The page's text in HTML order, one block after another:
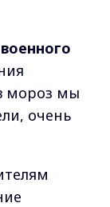
мороз мы
очень